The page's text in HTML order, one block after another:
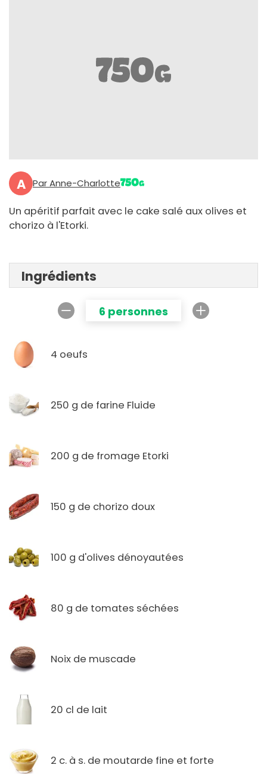
A Par Anne-Charlotte
Un apéritif parfait avec le cake salé aux olives et
chorizo à l'Etorki.
Ingrédients
6 personnes
4 oeufs
250 g de farine Fluide
200 g de fromage Etorki
150 g de chorizo doux
100 g d'olives dénoyautées
80 g de tomates séchées
Noix de muscade
20 cl de lait
2 c. à s. de moutarde fine et forte